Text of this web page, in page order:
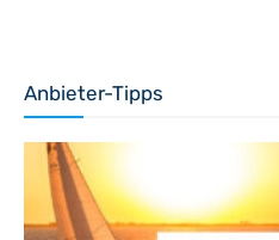
Anbieter-Tipps